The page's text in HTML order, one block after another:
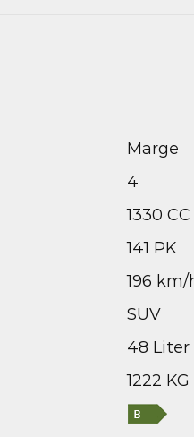
Marge
4
1330 CC
141 PK
196 km/
SUV
48 Liter
1222 KG